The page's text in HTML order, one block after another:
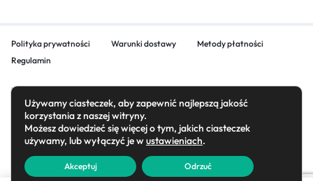
Polityka prywatności Warunki dostawy
Metody płatności
Regulamin
Copyright © 2026 Adorn Firany, All rights reserved.
Używamy ciasteczek, aby zapewnić najlepszą jakość
korzystania z naszej witryny.
Możesz dowiedzieć się więcej o tym, jakich ciasteczek
używamy, lub wyłączyć je wustawieniach.
Akceptuj Odrzuć